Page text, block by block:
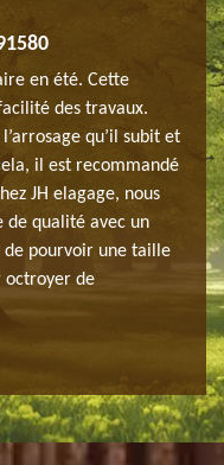
en été. Cette
des travaux.
qu’il subit et
il est recommandé
JH elagage, nous
de qualité avec un
pourvoir une taille
octroyer de
À
Si
et
des
le